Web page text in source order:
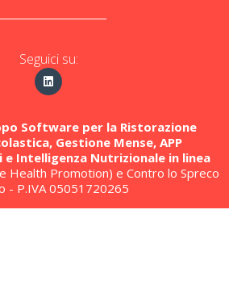
Seguici su:
Software per la Ristorazione
Gestione Mense, APP
Intelligenza Nutrizionale in linea
Health Promotion) e Contro lo Spreco
- P.IVA 05051720265